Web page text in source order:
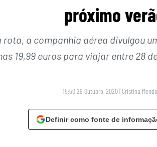
próximo
rota, a companhia aérea divulgou
19,99 euros para viajar entre 28
15:50 29 Outubro, 2020 | Cristina
Definir como fonte de